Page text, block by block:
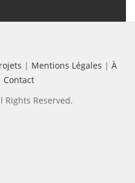
| Mentions Légales | À
Contact
Reserved.